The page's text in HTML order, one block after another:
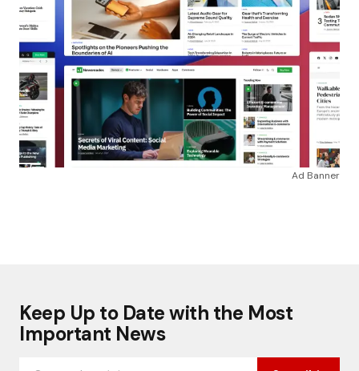
Ad Banner
Keep Up to Date with the Most
Important News